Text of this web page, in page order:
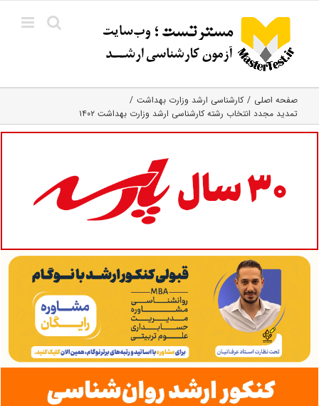
content
صفحه اصلی
کارشناسی ارشد وزارت بهداشت
تمدید مجدد انتخاب رشته کارشناسی ارشد وزارت بهداشت ۱۴۰۲